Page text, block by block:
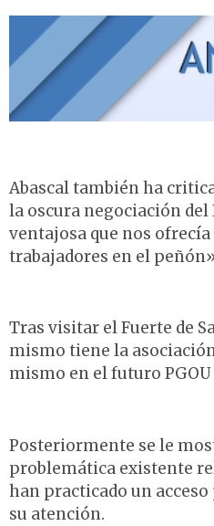
Abascal también ha
la oscura negociación del
ventajosa que nos
trabajadores en el
Tras visitar el Fuerte de
mismo tiene la
mismo en el futuro
Posteriormente se le
problemática existente
han practicado un
su atención.